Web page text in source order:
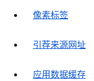
像素标签
引荐来源网址
应用数据缓存